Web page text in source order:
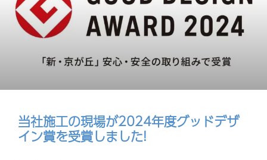
当社施工の現場が2024年度グッドデザ
イン賞を受賞しました!